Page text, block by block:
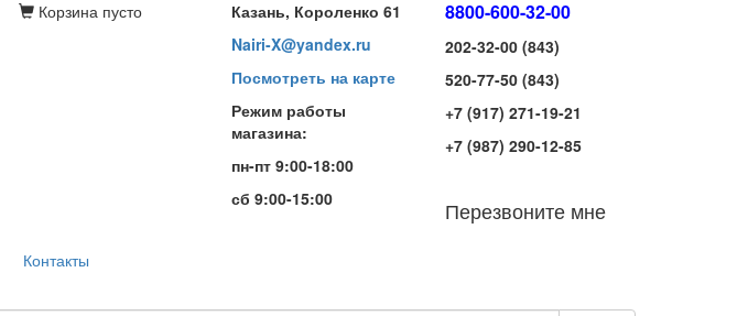
Корзина пусто
Казань, Короленко 61
Nairi-X@yandex.ru
Посмотреть на карте
Режим работы
магазина:
пн-пт 9:00-18:00
сб 9:00-15:00
8800-600-32-00
202-32-00 (843)
520-77-50 (843)
+7 (917) 271-19-21
+7 (987) 290-12-85
Перезвоните мне
Контакты